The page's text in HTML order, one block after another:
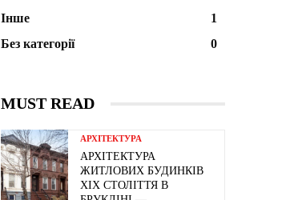
Інше
1
Без категорії
0
MUST READ
АРХІТЕКТУРА
АРХІТЕКТУРА
ЖИТЛОВИХ БУДИНКІВ
ХІХ СТОЛІТТЯ В